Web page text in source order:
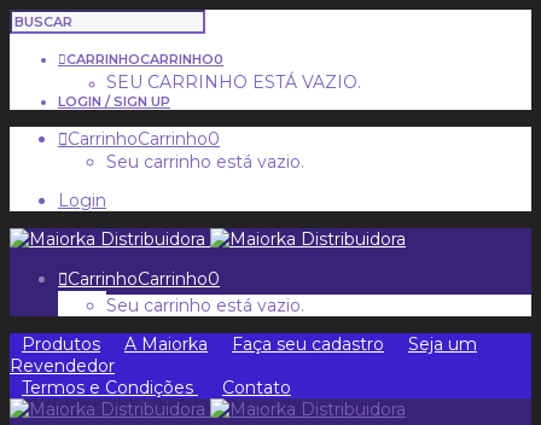
CARRINHOCARRINHO0
SEU CARRINHO ESTÁ VAZIO.
LOGIN / SIGN UP
CarrinhoCarrinho0
Seu carrinho está vazio.
Login
CarrinhoCarrinho0
Seu carrinho está vazio.
Produtos
A Maiorka Faça seu cadastro
Seja um
Revendedor
Termos e Condições
Contato